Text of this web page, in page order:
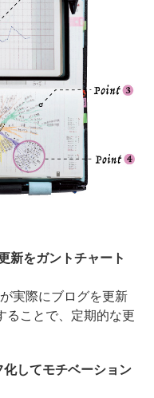
新をガントチャート
実際にブログを更新
ることで、定期的な更
してモチベーション